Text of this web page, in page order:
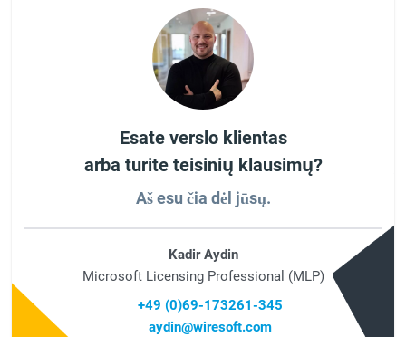
Esate verslo klientas
arba turite teisinių klausimų?
Aš esu čia dėl jūsų.
Kadir Aydin
Microsoft Licensing Professional (MLP)
+49 (0)69-173261-345
aydin@wiresoft.com